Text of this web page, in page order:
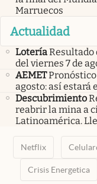
Marruecos
Actualidad
LoteríaResultado
del viernes 7 de
AEMET
agosto: así estará
Descubrimiento
reabrir la mina a
Latinoamérica.
Netflix
Crisis Energetica